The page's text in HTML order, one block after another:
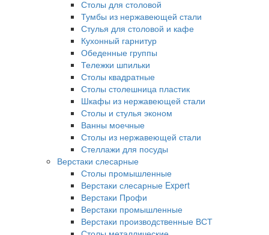
Столы для столовой
Тумбы из нержавеющей стали
Стулья для столовой и кафе
Кухонный гарнитур
Обеденные группы
Тележки шпильки
Столы квадратные
Столы столешница пластик
Шкафы из нержавеющей стали
Столы и стулья эконом
Ванны моечные
Столы из нержавеющей стали
Стеллажи для посуды
Верстаки слесарные
Столы промышленные
Верстаки слесарные Expert
Верстаки Профи
Верстаки промышленные
Верстаки производственные ВСТ